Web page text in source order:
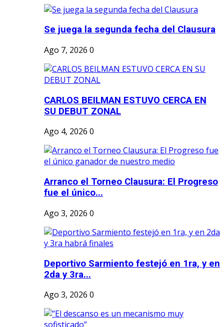
Se juega la segunda fecha del Clausura
Ago 7, 2026 0
CARLOS BEILMAN ESTUVO CERCA EN
SU DEBUT ZONAL
Ago 4, 2026 0
Arranco el Torneo Clausura: El Progreso
fue el único...
Ago 3, 2026 0
Deportivo Sarmiento festejó en 1ra, y en
2da y 3ra...
Ago 3, 2026 0